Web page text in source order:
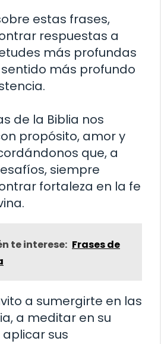
estas frases,
respuestas a
más profundas
más profundo
de la Biblia nos
propósito, amor y
que, a
siempre
fortaleza en la fe
te interese: Frases de
a sumergirte en las
a meditar en su
sus